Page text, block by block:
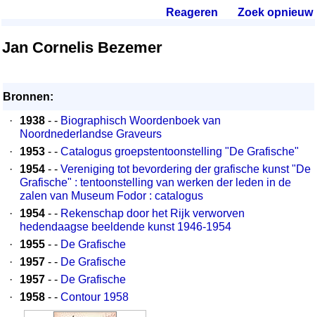
Reageren Zoek opnieuw.
Jan Cornelis Bezemer
Bronnen:
·
1938 - - Biographisch Woordenboek van
Noordnederlandse Graveurs
·
1953 - - Catalogus groepstentoonstelling "De Grafische"
·
1954 - - Vereniging tot bevordering der grafische kunst "De
Grafische" : tentoonstelling van werken der leden in de
zalen van Museum Fodor : catalogus
·
1954 - - Rekenschap door het Rijk verworven
hedendaagse beeldende kunst 1946-1954
·
1955 - - De Grafische
·
1957 - - De Grafische
·
1957 - - De Grafische
·
1958 - - Contour 1958